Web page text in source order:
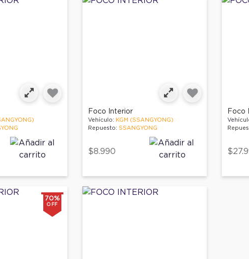
Foco Interior
Vehículo: KGM (SSANGYONG)
Repuesto: SSANGYONG
$8.990
Foco
70%
OFF